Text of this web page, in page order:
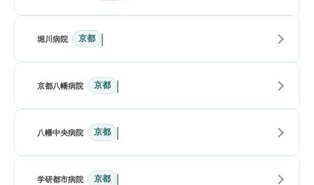
堀川病院 京都
京都八幡病院 京都
八幡中央病院 京都
学研都市病院 京都